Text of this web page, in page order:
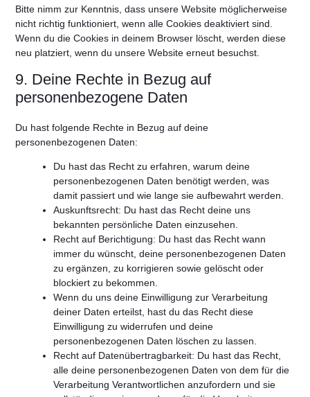
Bitte nimm zur Kenntnis, dass unsere Website möglicherweise
nicht richtig funktioniert, wenn alle Cookies deaktiviert sind.
Wenn du die Cookies in deinem Browser löscht, werden diese
neu platziert, wenn du unsere Website erneut besuchst.
9. Deine Rechte in Bezug auf
personenbezogene Daten
Du hast folgende Rechte in Bezug auf deine
personenbezogenen Daten:
Du hast das Recht zu erfahren, warum deine
personenbezogenen Daten benötigt werden, was
damit passiert und wie lange sie aufbewahrt werden.
Auskunftsrecht: Du hast das Recht deine uns
bekannten persönliche Daten einzusehen.
Recht auf Berichtigung: Du hast das Recht wann
immer du wünscht, deine personenbezogenen Daten
zu ergänzen, zu korrigieren sowie gelöscht oder
blockiert zu bekommen.
Wenn du uns deine Einwilligung zur Verarbeitung
deiner Daten erteilst, hast du das Recht diese
Einwilligung zu widerrufen und deine
personenbezogenen Daten löschen zu lassen.
Recht auf Datenübertragbarkeit: Du hast das Recht,
alle deine personenbezogenen Daten von dem für die
Verarbeitung Verantwortlichen anzufordern und sie